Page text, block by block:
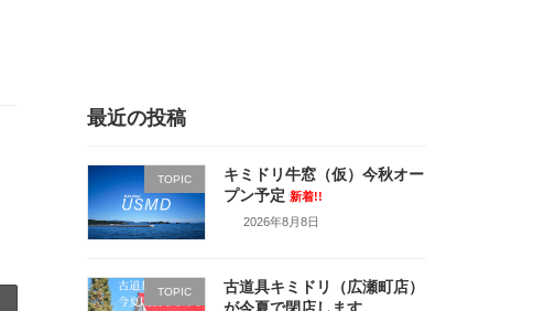
最近の投稿
TOPIC
キミドリ牛窓（仮）今秋オー
プン予定 新着!!
2026年8月8日
TOPIC
古道具キミドリ（広瀬町店）
が今夏で閉店します。